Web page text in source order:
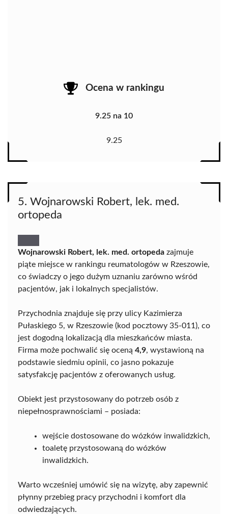
Ocena w rankingu
9.25 na 10
9.25
5. Wojnarowski Robert, lek. med.
ortopeda
Wojnarowski Robert, lek. med. ortopeda zajmuje
piąte miejsce w rankingu reumatologów w Rzeszowie,
co świadczy o jego dużym uznaniu zarówno wśród
pacjentów, jak i lokalnych specjalistów.
Przychodnia znajduje się przy ulicy Kazimierza
Pułaskiego 5, w Rzeszowie (kod pocztowy 35-011), co
jest dogodną lokalizacją dla mieszkańców miasta.
Firma może pochwalić się oceną 4,9, wystawioną na
podstawie siedmiu opinii, co jasno pokazuje
satysfakcję pacjentów z oferowanych usług.
Obiekt jest przystosowany do potrzeb osób z
niepełnosprawnościami – posiada:
wejście dostosowane do wózków inwalidzkich,
toaletę przystosowaną do wózków
inwalidzkich.
Warto wcześniej umówić się na wizytę, aby zapewnić
płynny przebieg pracy przychodni i komfort dla
odwiedzających.